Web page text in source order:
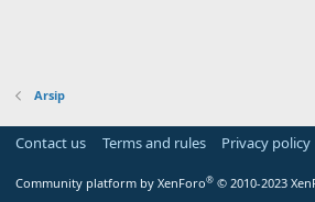
Arsip
Contact us Terms and rules Privacy policy
Community platform by XenForo® © 2010-2023